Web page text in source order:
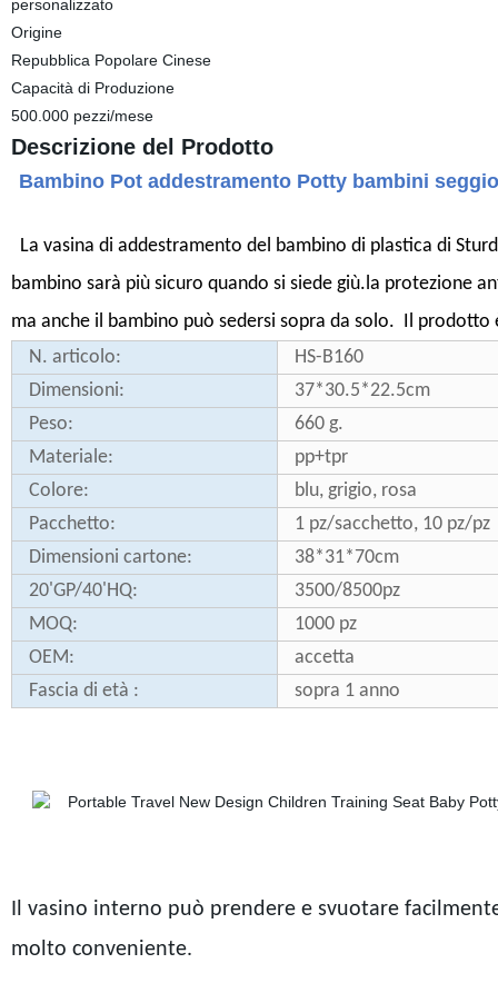
personalizzato
Origine
Repubblica Popolare Cinese
Capacità di Produzione
500.000 pezzi/mese
Descrizione del Prodotto
Bambino Pot addestramento Potty bambini
La vasina di addestramento del bambino di plastica di
bambino sarà più sicuro quando si siede giù.la protezione
ma anche il bambino può sedersi sopra da solo. Il
N. articolo:
HS-B160
Dimensioni:
37*30.5*22.5cm
Peso:
660 g.
Materiale:
pp+tpr
Colore:
blu, grigio, rosa
Pacchetto:
1 pz/sacchetto, 10 pz/pz
Dimensioni cartone:
38*31*70cm
20'GP/40'HQ:
3500/8500pz
MOQ:
1000 pz
OEM:
accetta
Fascia di età :
sopra 1 anno
Il vasino interno può prendere e svuotare
molto conveniente.